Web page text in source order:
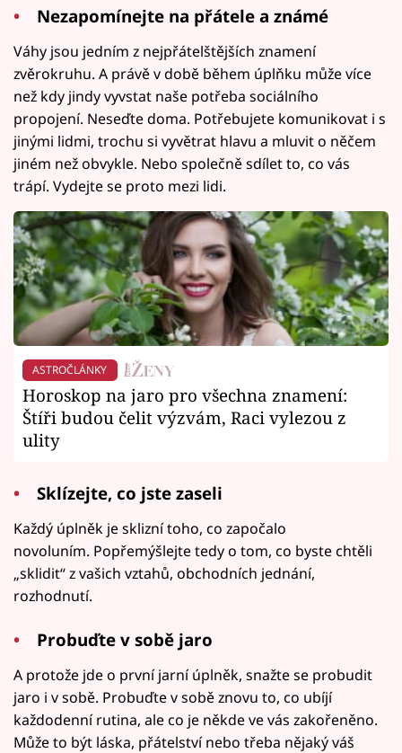
Nezapomínejte na přátele a známé
Váhy jsou jedním z nejpřátelštějších znamení
zvěrokruhu. A právě v době během úplňku může více
než kdy jindy vyvstat naše potřeba sociálního
propojení. Neseďte doma. Potřebujete komunikovat i s
jinými lidmi, trochu si vyvětrat hlavu a mluvit o něčem
jiném než obvykle. Nebo společně sdílet to, co vás
trápí. Vydejte se proto mezi lidi.
ASTROČLÁNKY
Horoskop na jaro pro všechna znamení:
Štíři budou čelit výzvám, Raci vylezou z
ulity
Sklízejte, co jste zaseli
Každý úplněk je sklizní toho, co započalo
novoluním. Popřemýšlejte tedy o tom, co byste chtěli
„sklidit“ z vašich vztahů, obchodních jednání,
rozhodnutí.
Probuďte v sobě jaro
A protože jde o první jarní úplněk, snažte se probudit
jaro i v sobě. Probuďte v sobě znovu to, co ubíjí
každodenní rutina, ale co je někde ve vás zakořeněno.
Může to být láska, přátelství nebo třeba nějaký váš